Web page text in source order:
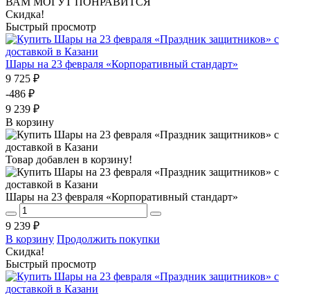
Скидка!
Быстрый просмотр
Шары на 23 февраля «Корпоративный стандарт»
9 725 ₽
-486 ₽
9 239 ₽
В корзину
Товар добавлен в корзину!
Шары на 23 февраля «Корпоративный стандарт»
9 239 ₽
В корзину Продолжить покупки
Скидка!
Быстрый просмотр